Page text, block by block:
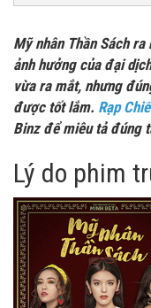
Mỹ nhân Thần Sách
ảnh hưởng của đại
vừa ra mắt, nhưng
được tốt lắm. Rạp
Binz để miêu tả đúng
Lý do phim